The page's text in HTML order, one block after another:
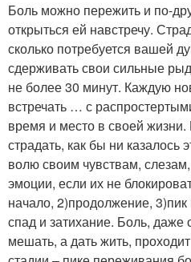
Боль можно пережить и по-
открыться ей навстречу.
сколько потребуется вашей
сдерживать свои сильные
не более 30 минут. Каждую
встречать … с
время и место в своей
страдать, как бы ни
волю своим чувствам,
эмоции, если их не
начало, 2)продолжение,
спад и затихание. Боль, даже
мешать, а дать жить,